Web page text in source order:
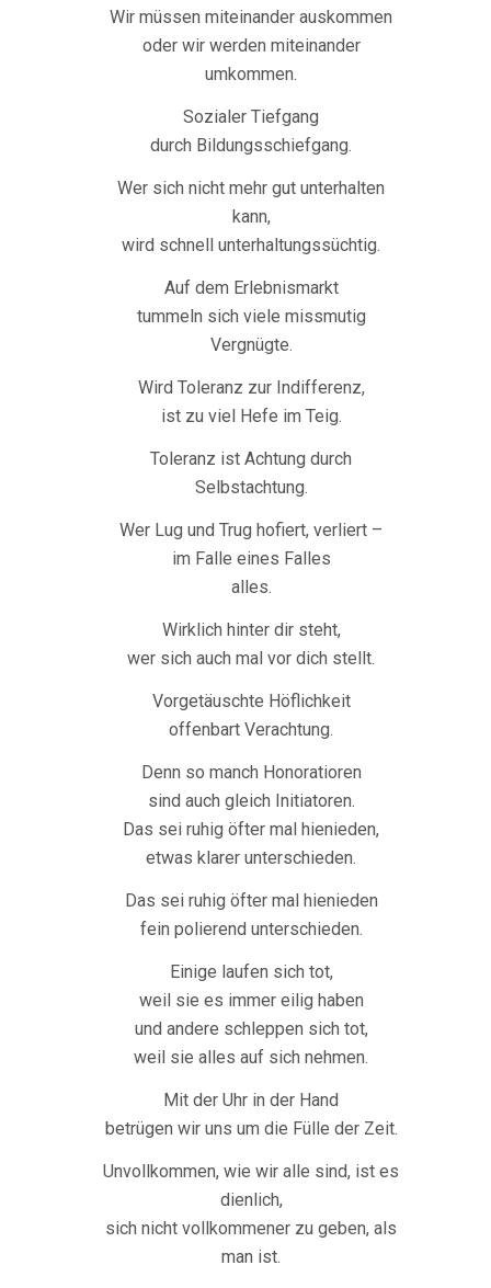
Wir müssen miteinander auskommen
oder wir werden miteinander
umkommen.
Sozialer Tiefgang
durch Bildungsschiefgang.
Wer sich nicht mehr gut unterhalten
kann,
wird schnell unterhaltungssüchtig.
Auf dem Erlebnismarkt
tummeln sich viele missmutig
Vergnügte.
Wird Toleranz zur Indifferenz,
ist zu viel Hefe im Teig.
Toleranz ist Achtung durch
Selbstachtung.
Wer Lug und Trug hofiert, verliert –
im Falle eines Falles
alles.
Wirklich hinter dir steht,
wer sich auch mal vor dich stellt.
Vorgetäuschte Höflichkeit
offenbart Verachtung.
Denn so manch Honoratioren
sind auch gleich Initiatoren.
Das sei ruhig öfter mal hienieden,
etwas klarer unterschieden.
Das sei ruhig öfter mal hienieden
fein polierend unterschieden.
Einige laufen sich tot,
weil sie es immer eilig haben
und andere schleppen sich tot,
weil sie alles auf sich nehmen.
Mit der Uhr in der Hand
betrügen wir uns um die Fülle der Zeit.
Unvollkommen, wie wir alle sind, ist es
dienlich,
sich nicht vollkommener zu geben, als
man ist.